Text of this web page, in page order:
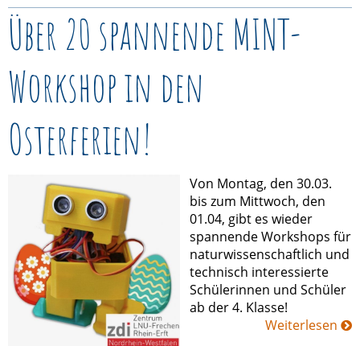
Über 20 spannende MINT-
Workshop in den
Osterferien!
Von Montag, den 30.03.
bis zum Mittwoch, den
01.04, gibt es wieder
spannende Workshops für
naturwissenschaftlich und
technisch interessierte
Schülerinnen und Schüler
ab der 4. Klasse!
Weiterlesen